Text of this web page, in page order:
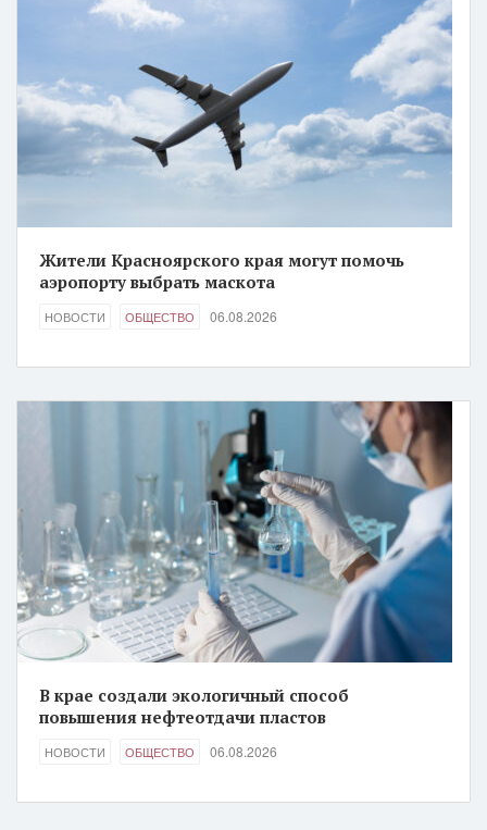
Жители Красноярского края могут помочь
аэропорту выбрать маскота
НОВОСТИ ОБЩЕСТВО 06.08.2026
В крае создали экологичный способ
повышения нефтеотдачи пластов
НОВОСТИ ОБЩЕСТВО 06.08.2026